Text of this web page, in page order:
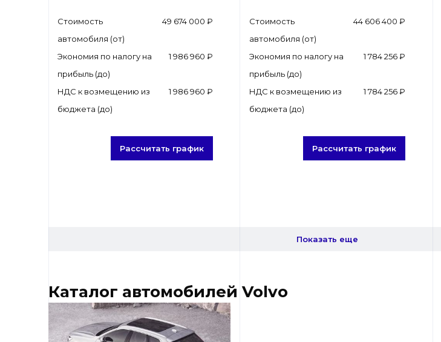
Стоимость
автомобиля (от)
49 674 000 ₽
Экономия по налогу на
прибыль (до)
1 986 960 ₽
НДС к возмещению из
бюджета (до)
1 986 960 ₽
Рассчитать график
Стоимость
автомобиля (от)
44 606 400 ₽
Экономия по налогу на
прибыль (до)
1 784 256 ₽
НДС к возмещению из
бюджета (до)
1 784 256 ₽
Рассчитать график
Показать еще
Каталог автомобилей Volvo